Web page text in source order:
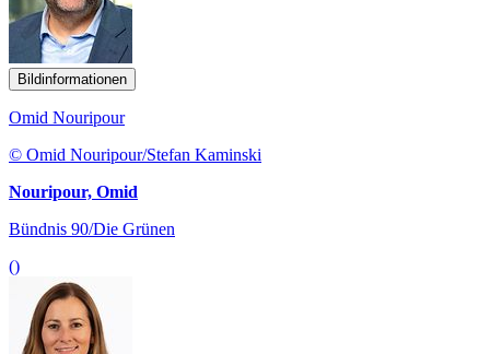
Bildinformationen
Omid Nouripour
© Omid Nouripour/Stefan Kaminski
Nouripour, Omid
Bündnis 90/Die Grünen
()